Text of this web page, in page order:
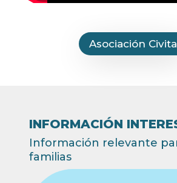
Asociación
INFORMACIÓN
Información relevante
familias